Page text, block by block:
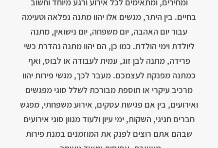
בחיים. בין היתר, מגשים אלו יהוו מתנה נפלאה וטעימה
עבור יום האהבה, יום משפחה, יום נישואין, מתנה
ליולדת וימי הולדת. כמו כן, הם יהוו מתנה נהדרת כשי
פרידה, מתנה לבן זוג, עמית לעבודה או לבוס, ואף
כמתנה מפנקת לעצמכם. מעבר לכך, מגשי פירות יהוו
מרכיב עיקרי או תוספת מבורכת לשלל סוגי מפגשים
ואירועים, בין אם פגישת עסקים, אירוע משפחתי, מפגש
חברים חגיגי, השקות, ימי עיון ולעוד מגוון סוגי אירועים
שבהם אתם רוצים לפנק את המוזמנים במנת פירות